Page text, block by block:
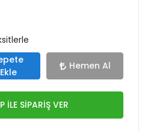
Ekle
Hemen Al
İLE SİPARİŞ VER